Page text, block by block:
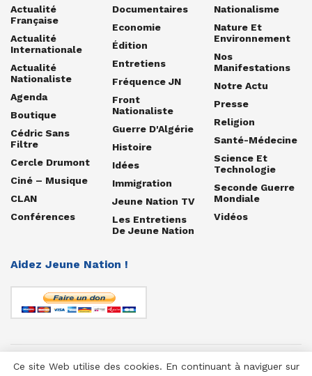
Actualité
Française
Actualité
Internationale
Actualité
Nationaliste
Agenda
Boutique
Cédric Sans
Filtre
Cercle Drumont
Ciné – Musique
CLAN
Conférences
Documentaires
Economie
Édition
Entretiens
Fréquence JN
Front
Nationaliste
Guerre D'Algérie
Histoire
Idées
Immigration
Jeune Nation TV
Les Entretiens
De Jeune Nation
Nationalisme
Nature Et
Environnement
Nos
Manifestations
Notre Actu
Presse
Religion
Santé-Médecine
Science Et
Technologie
Seconde Guerre
Mondiale
Vidéos
Aidez Jeune Nation !
Ce site Web utilise des cookies. En continuant à naviguer sur